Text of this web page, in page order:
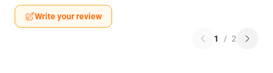
Write your review
1 / 2